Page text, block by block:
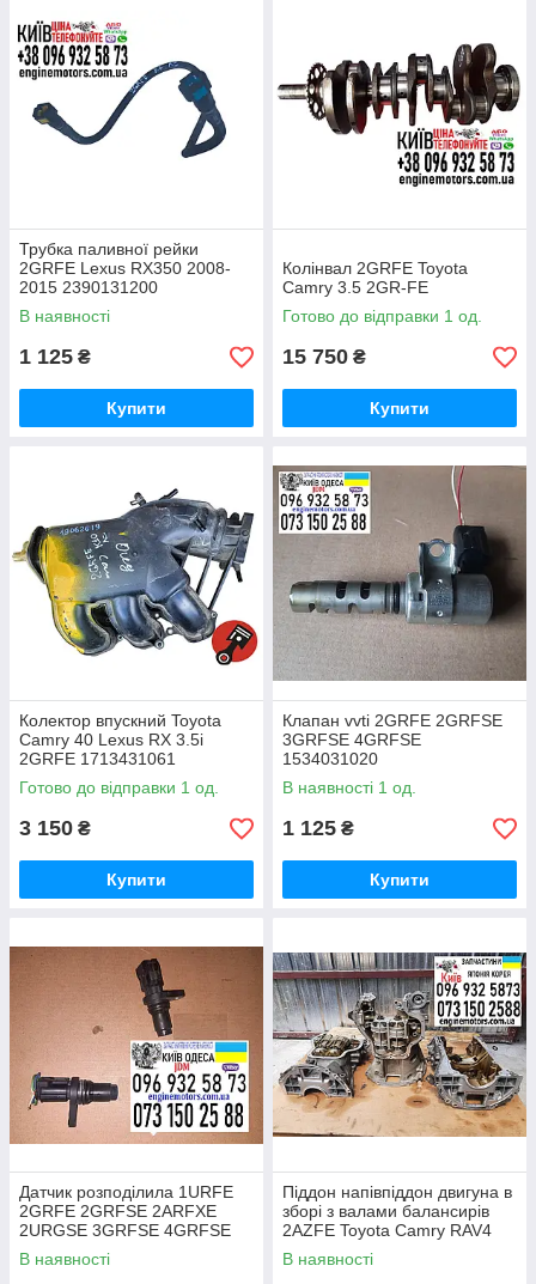
Трубка паливної рейки
2GRFE Lexus RX350 2008-
2015 2390131200
В наявності
1 125 ₴
Купити
Колінвал 2GRFE Toyota
Camry 3.5 2GR-FE
Готово до відправки 1 од.
15 750 ₴
Купити
Колектор впускний Toyota
Camry 40 Lexus RX 3.5i
2GRFE 1713431061
Готово до відправки 1 од.
3 150 ₴
Купити
Клапан vvti 2GRFE 2GRFSE
3GRFSE 4GRFSE
1534031020
В наявності 1 од.
1 125 ₴
Купити
Датчик розподілила 1URFE
2GRFE 2GRFSE 2ARFXE
2URGSE 3GRFSE 4GRFSE
9091905060
В наявності
Піддон напівпіддон двигуна в
зборі з валами балансирів
2AZFE Toyota Camry RAV4
Scion Alphard 2.4i
В наявності